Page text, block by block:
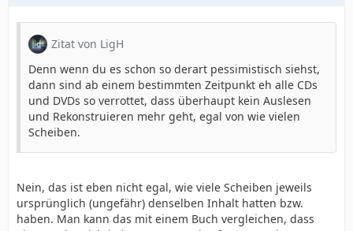
Zitat von LigH
Denn wenn du es schon so derart pessimistisch siehst,
dann sind ab einem bestimmten Zeitpunkt eh alle CDs
und DVDs so verrottet, dass überhaupt kein Auslesen
und Rekonstruieren mehr geht, egal von wie vielen
Scheiben.
Nein, das ist eben nicht egal, wie viele Scheiben jeweils
ursprünglich (ungefähr) denselben Inhalt hatten bzw.
haben. Man kann das mit einem Buch vergleichen, dass